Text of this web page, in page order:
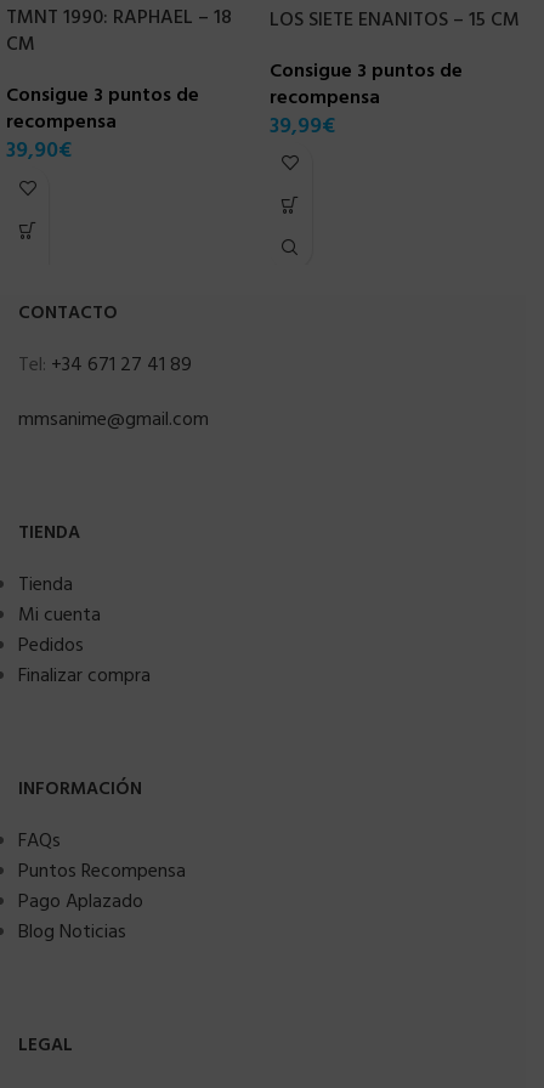
TMNT 1990: RAPHAEL – 18
CM
Consigue 3 puntos de
recompensa
39,90€
LOS SIETE ENANITOS – 15 CM
Consigue 3 puntos de
recompensa
39,99€
CONTACTO
Tel: +34 671 27 41 89
mmsanime@gmail.com
TIENDA
Tienda
Mi cuenta
Pedidos
Finalizar compra
INFORMACIÓN
FAQs
Puntos Recompensa
Pago Aplazado
Blog Noticias
LEGAL